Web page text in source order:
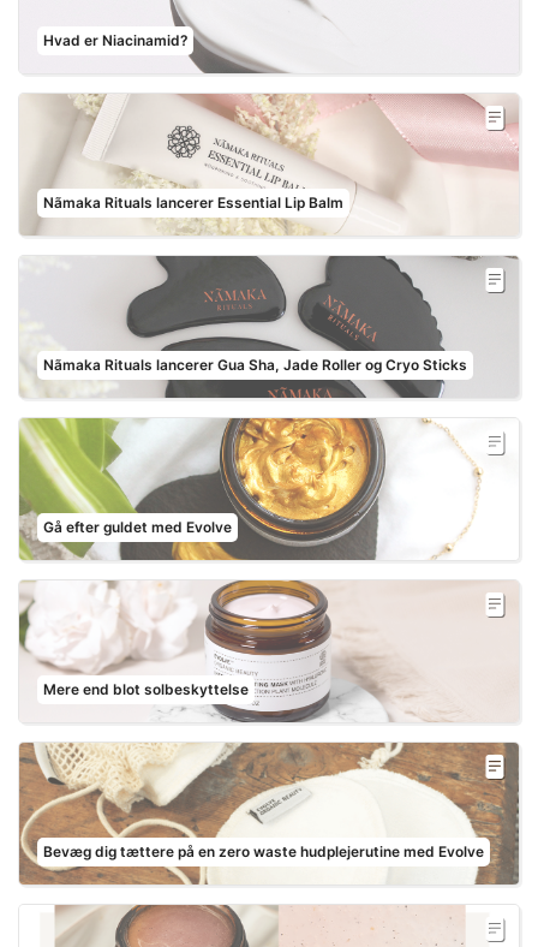
Hvad er Niacinamid?
Nãmaka Rituals lancerer Essential Lip Balm
Nãmaka Rituals lancerer Gua Sha, Jade Roller og Cryo Sticks
Gå efter guldet med Evolve
Mere end blot solbeskyttelse
Bevæg dig tættere på en zero waste hudplejerutine med Evolve